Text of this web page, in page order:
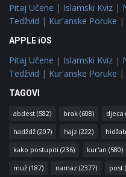
Pitaj Učene | Islamski Kviz |
Tedžvid | Kur'anske Poruke |
APPLE iOS
Pitaj Učene | Islamski Kviz |
Tedžvid | Kur'anske Poruke |
TAGOVI
abdest (582) brak (608) djeca
hadždž (207) hajz (222) hidžab
kako postupiti (236) kur'an (580)
muž (187) namaz (2377) post